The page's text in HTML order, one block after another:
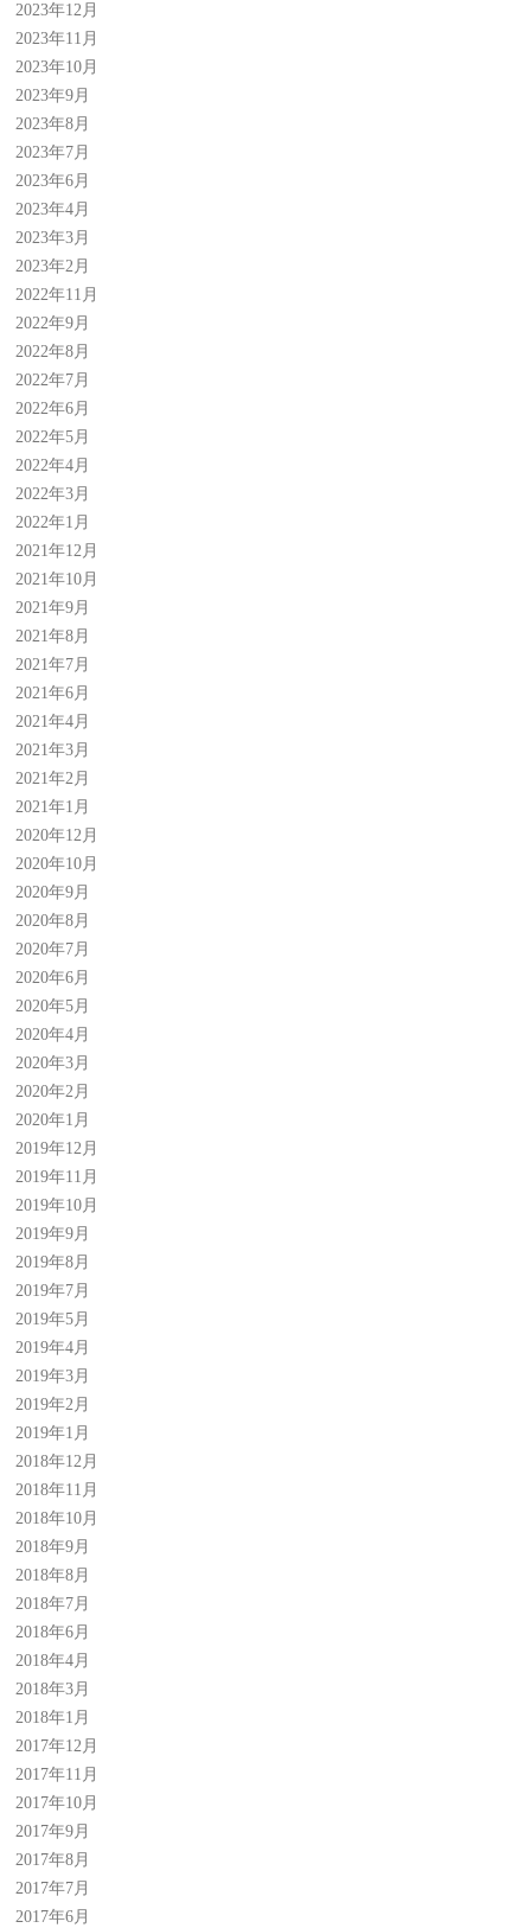
2023年12月
2023年11月
2023年10月
2023年9月
2023年8月
2023年7月
2023年6月
2023年4月
2023年3月
2023年2月
2022年11月
2022年9月
2022年8月
2022年7月
2022年6月
2022年5月
2022年4月
2022年3月
2022年1月
2021年12月
2021年10月
2021年9月
2021年8月
2021年7月
2021年6月
2021年4月
2021年3月
2021年2月
2021年1月
2020年12月
2020年10月
2020年9月
2020年8月
2020年7月
2020年6月
2020年5月
2020年4月
2020年3月
2020年2月
2020年1月
2019年12月
2019年11月
2019年10月
2019年9月
2019年8月
2019年7月
2019年5月
2019年4月
2019年3月
2019年2月
2019年1月
2018年12月
2018年11月
2018年10月
2018年9月
2018年8月
2018年7月
2018年6月
2018年4月
2018年3月
2018年1月
2017年12月
2017年11月
2017年10月
2017年9月
2017年8月
2017年7月
2017年6月